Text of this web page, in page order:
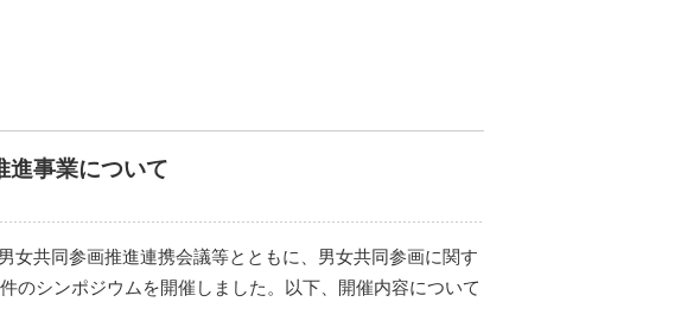
進事業について
女共同参画推進連携会議等とともに、男女共同参画に関す
のシンポジウムを開催しました。以下、開催内容について